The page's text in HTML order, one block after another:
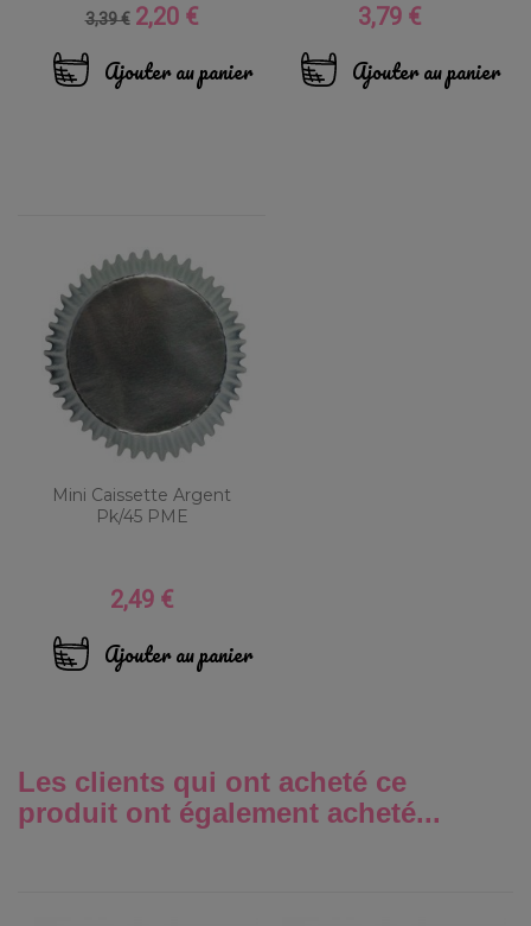
Prix
base
3,39 € Prix
2,20 €
Ajouter au panier
Prix
3,79 €
Ajouter au panier
Mini Caissette Argent
Pk/45 PME
Prix
2,49 €
Ajouter au panier
Les clients qui ont acheté ce
produit ont également acheté...